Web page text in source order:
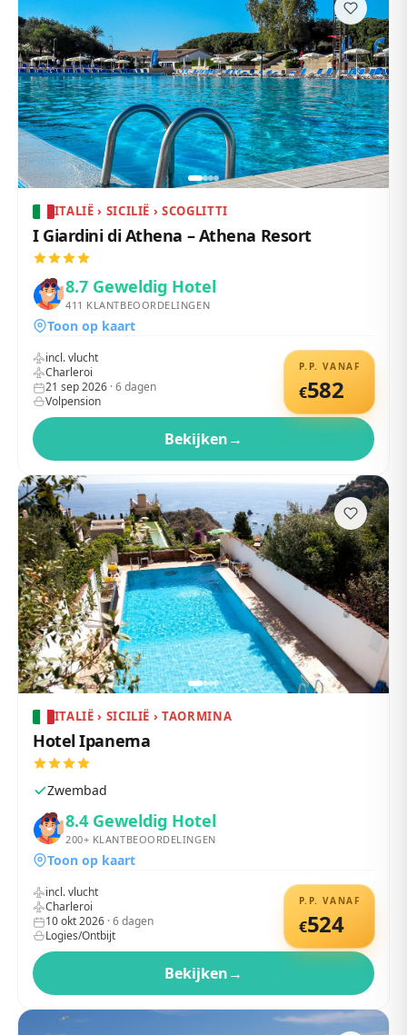
ITALIË › SICILIË › SCOGLITTI
I Giardini di Athena – Athena Resort
8.7 Geweldig Hotel
411 KLANTBEOORDELINGEN
Toon op kaart
P.P. VANAF
€582
incl. vlucht
Charleroi
21 sep 2026 ·6dagen
Volpension
Bekijken→
ITALIË › SICILIË › TAORMINA
Hotel Ipanema
Zwembad
8.4 Geweldig Hotel
200+ KLANTBEOORDELINGEN
Toon op kaart
P.P. VANAF
€524
incl. vlucht
Charleroi
10 okt 2026 ·6dagen
Logies/Ontbijt
Bekijken→